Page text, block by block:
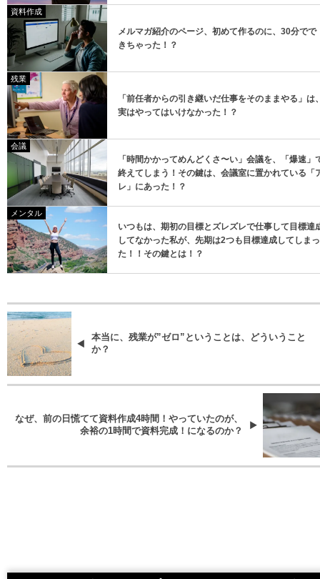
資料作成
メルマガ紹介のページ、初めて作るのに、30分でで
きちゃった！？
残業
「前任者からの引き継いだ仕事をそのままやる」は
実はやってはいけなかった！？
会議
「時間かかってめんどくさ〜い」会議を、「爆速」
終えてしまう！その鍵は、会議室に置かれている「
レ」にあった！？
メンタル
いつもは、期初の目標とズレズレで仕事して目標達
してなかった私が、先期は2つも目標達成してしまっ
た！！その鍵とは！？
本当に、残業が”ゼロ”ということは、どういうこと
か？
なぜ、前の日慌てて資料作成4時間！やっていたのが、
余裕の1時間で資料完成！になるのか？